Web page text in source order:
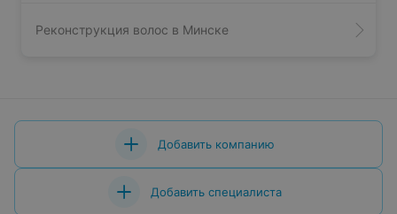
Реконструкция волос в Минске
Добавить компанию
Добавить специалиста